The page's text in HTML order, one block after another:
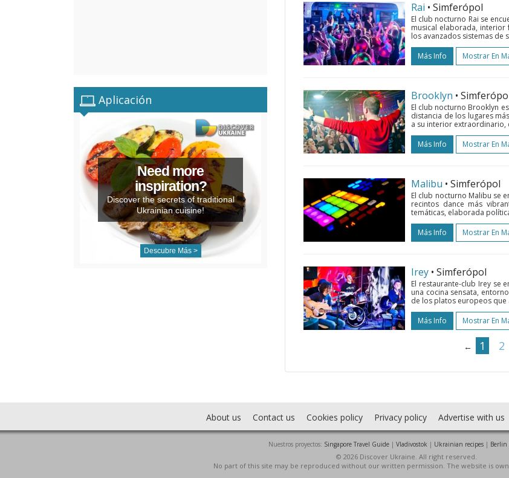
Aplicación
Need more
inspiration?
Discover the secrets of traditional
Ukrainian cuisine!
Descubre Más >
Rai • Simferópol
El club nocturno Rai se
musical elaborada, interior
los avanzados sistemas de
Más Info
Mostrar En
Brooklyn •
El club nocturno Brooklyn
distancia de los lugares
a su interior extraordinario,
Más Info
Mostrar En
Malibu • Simferópol
El club nocturno Malibu se
recintos dance más
temáticas, elaborada
Más Info
Mostrar En
Irey • Simferópol
El restaurante-club Irey se
una cocina sensata,
de los platos europeos que
Más Info
Mostrar En
← 1 2
About us Contact us Cookies policy Privacy policy Advertise with us
Nuestros proyectos: Singapore Travel Guide| Vladivostok | Ukrainian recipes| Berlin
© 2026 Discover Ukraine. All right reserved.
No part of this site may be reproduced without our written permission. The website is